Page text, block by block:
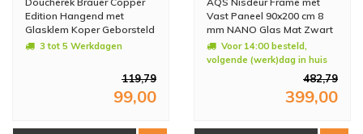
Edition Hangend met
Glasklem Koper Geborsteld
PVD3 tot 5 Werkdagen
119,79
99,00
Vast Paneel 90x200 cm 8
mm NANO Glas Mat Zwart
RasterVoor 14:00 besteld,
volgende (werk)dag in huis
482,79
399,00